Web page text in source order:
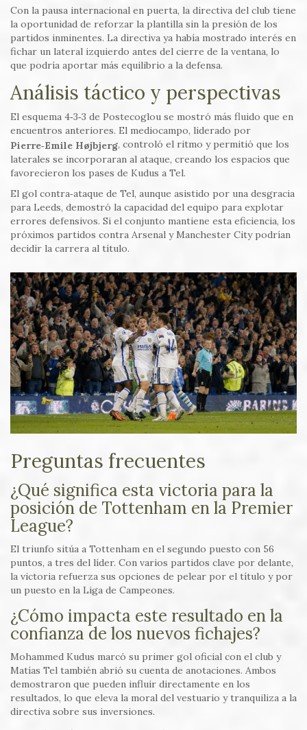
Con la pausa internacional en puerta, la directiva del club tiene
la oportunidad de reforzar la plantilla sin la presión de los
partidos inminentes. La directiva ya había mostrado interés en
fichar un lateral izquierdo antes del cierre de la ventana, lo
que podría aportar más equilibrio a la defensa.
Análisis táctico y perspectivas
El esquema 4‑3‑3 de Postecoglou se mostró más fluido que en
encuentros anteriores. El mediocampo, liderado por
Pierre‑Emile Højbjerg, controló el ritmo y permitió que los
laterales se incorporaran al ataque, creando los espacios que
favorecieron los pases de Kudus a Tel.
El gol contra‑ataque de Tel, aunque asistido por una desgracia
para Leeds, demostró la capacidad del equipo para explotar
errores defensivos. Si el conjunto mantiene esta eficiencia, los
próximos partidos contra Arsenal y Manchester City podrían
decidir la carrera al título.
Preguntas frecuentes
¿Qué significa esta victoria para la
posición de Tottenham en la Premier
League?
El triunfo sitúa a Tottenham en el segundo puesto con 56
puntos, a tres del líder. Con varios partidos clave por delante,
la victoria refuerza sus opciones de pelear por el título y por
un puesto en la Liga de Campeones.
¿Cómo impacta este resultado en la
confianza de los nuevos fichajes?
Mohammed Kudus marcó su primer gol oficial con el club y
Matías Tel también abrió su cuenta de anotaciones. Ambos
demostraron que pueden influir directamente en los
resultados, lo que eleva la moral del vestuario y tranquiliza a la
directiva sobre sus inversiones.